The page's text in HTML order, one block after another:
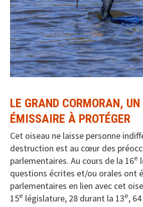
LE GRAND CORMORAN, UN
ÉMISSAIRE À PROTÉGER
Cet oiseau ne laisse personne
destruction est au cœur des
parlementaires. Au cours de la 16e
questions écrites et/ou orales ont
parlementaires en lien avec cet
15e législature, 28 durant la 13e,